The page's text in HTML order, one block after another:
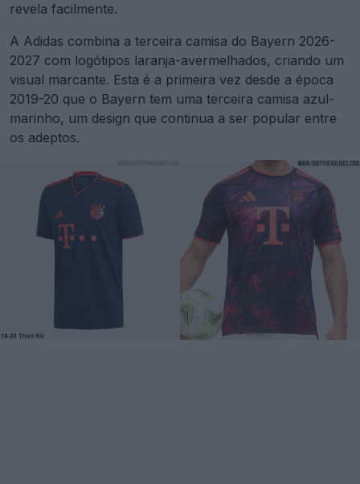
revela facilmente.
A Adidas combina a terceira camisa do Bayern 2026-
2027 com logótipos laranja-avermelhados, criando um
visual marcante. Esta é a primeira vez desde a época
2019-20 que o Bayern tem uma terceira camisa azul-
marinho, um design que continua a ser popular entre
os adeptos.